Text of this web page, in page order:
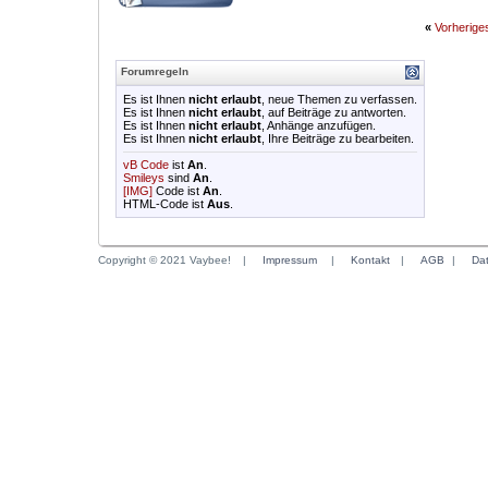
«
Forumregeln
Es ist Ihnen nicht erlaubt , neue Themen zu verfassen.
Es ist Ihnen nicht erlaubt , auf Beiträge zu antworten.
Es ist Ihnen nicht erlaubt , Anhänge anzufügen.
Es ist Ihnen nicht erlaubt , Ihre Beiträge zu bearbeiten.
vB Code ist An
Smileys sind An
[IMG] Code ist An
HTML-Code ist Aus
Copyright © 2021 Vaybee! | Impressum | Kontakt | AGB |